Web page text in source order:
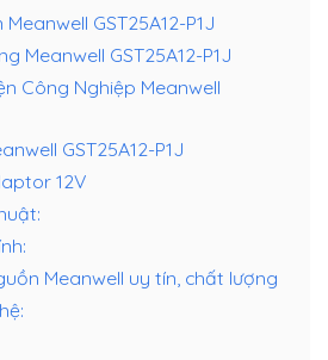
GST25A12-P1J
Meanwell GST25A12-P1J
Công Nghiệp Meanwell
GST25A12-P1J
12V
Meanwell uy tín, chất lượng